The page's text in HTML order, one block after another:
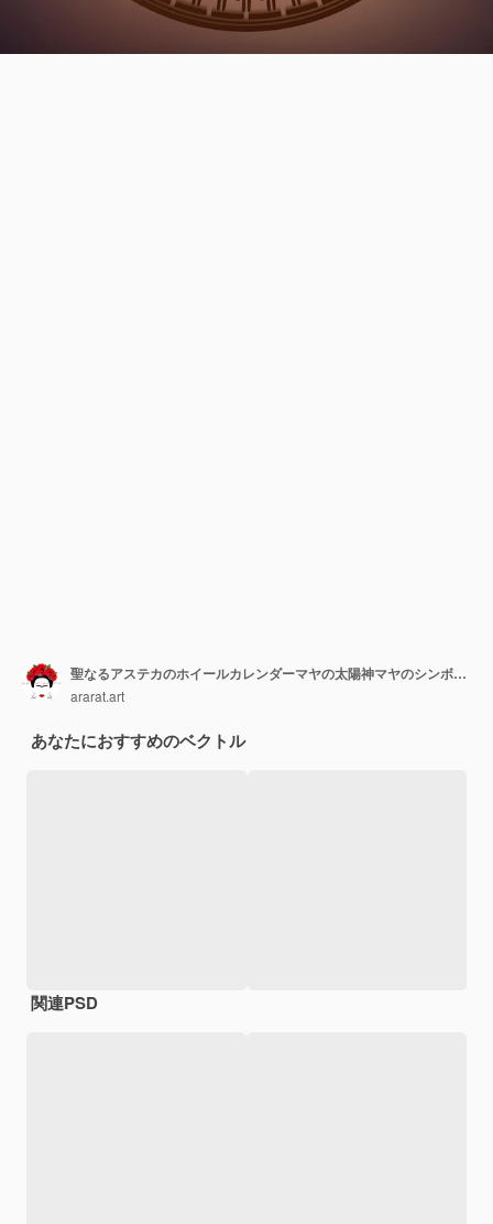
聖なるアステカのホイールカレンダーマヤの太陽神マヤのシンボルエスニックマスクブロンズラウンドフレームボーダー
ararat.art
あなたにおすすめのベクトル
関連PSD